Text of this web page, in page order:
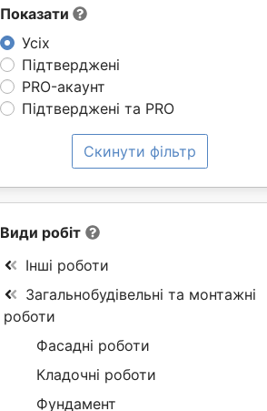
Показати
Усіх
Підтверджені
PRO-акаунт
Підтверджені та PRO
Скинути фільтр
Види робіт
Інші роботи
Загальнобудівельні та монтажні
роботи
Фасадні роботи
Кладочні роботи
Фундамент